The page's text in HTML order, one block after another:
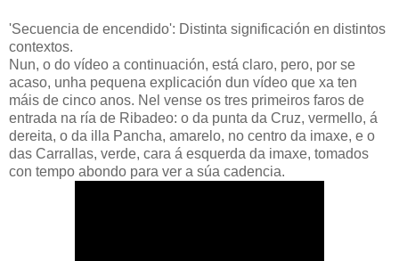
'Secuencia de encendido': Distinta significación en distintos
contextos.
Nun, o do vídeo a continuación, está claro, pero, por se
acaso, unha pequena explicación dun vídeo que xa ten
máis de cinco anos. Nel vense os tres primeiros faros de
entrada na ría de Ribadeo: o da punta da Cruz, vermello, á
dereita, o da illa Pancha, amarelo, no centro da imaxe, e o
das Carrallas, verde, cara á esquerda da imaxe, tomados
con tempo abondo para ver a súa cadencia.